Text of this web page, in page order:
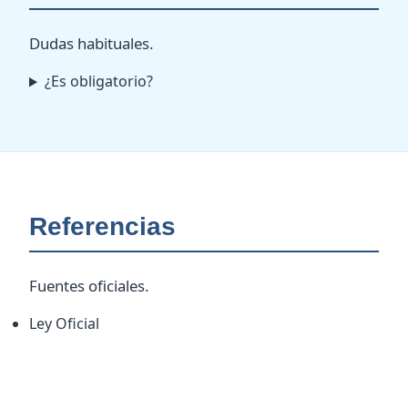
Dudas habituales.
¿Es obligatorio?
Referencias
Fuentes oficiales.
Ley Oficial